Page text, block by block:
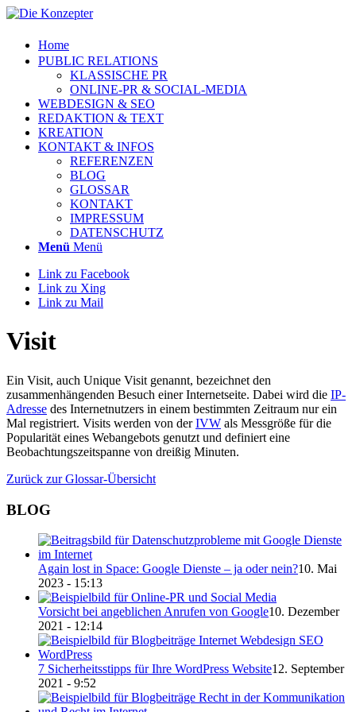
Home
PUBLIC RELATIONS
KLASSISCHE PR
ONLINE-PR & SOCIAL-MEDIA
WEBDESIGN & SEO
REDAKTION & TEXT
KREATION
KONTAKT & INFOS
REFERENZEN
BLOG
GLOSSAR
KONTAKT
IMPRESSUM
DATENSCHUTZ
Menü Menü
Link zu Facebook
Link zu Xing
Link zu Mail
Visit
Ein Visit, auch Unique Visit genannt, bezeichnet den
zusammenhängenden Besuch einer Internetseite. Dabei wird die IP-
Adresse des Internetnutzers in einem bestimmten Zeitraum nur ein
Mal registriert. Visits werden von derIVW als Messgröße für die
Popularität eines Webangebots genutzt und definiert eine
Beobachtungszeitspanne von dreißig Minuten.
Zurück zur Glossar-Übersicht
BLOG
Again lost in Space: Google Dienste – ja oder nein?10. Mai
2023 - 15:13
Vorsicht bei angeb­lichen Anrufen von Google10. Dezember
2021 - 12:14
7 Sicher­heitss­tipps für Ihre WordPress Website12. September
2021 - 9:52